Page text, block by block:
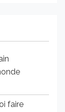
faire